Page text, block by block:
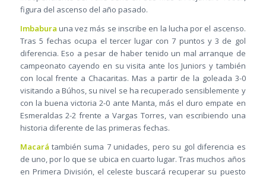
figura del ascenso del año pasado.
Imbabura una vez más se inscribe en la lucha por el ascenso.
Tras 5 fechas ocupa el tercer lugar con 7 puntos y 3 de gol
diferencia. Eso a pesar de haber tenido un mal arranque de
campeonato cayendo en su visita ante los Juniors y también
con local frente a Chacaritas. Mas a partir de la goleada 3-0
visitando a Búhos, su nivel se ha recuperado sensiblemente y
con la buena victoria 2-0 ante Manta, más el duro empate en
Esmeraldas 2-2 frente a Vargas Torres, van escribiendo una
historia diferente de las primeras fechas.
Macará también suma 7 unidades, pero su gol diferencia es
de uno, por lo que se ubica en cuarto lugar. Tras muchos años
en Primera División, el celeste buscará recuperar su puesto